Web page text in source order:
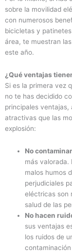
sobre la movilidad
con numerosos
bicicletas y
área, te muestran
este año.
¿Qué ventajas
Si es la primera vez
no te has decidido
principales ventajas,
atractivas que las
explosión:
No
más valorada.
malos humos
perjudiciales
eléctricas son
salud de las
No hacen
sus ventajas
los ruidos de